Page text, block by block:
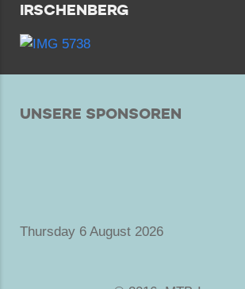
IRSCHENBERG
UNSERE SPONSOREN
Thursday 6 August 2026